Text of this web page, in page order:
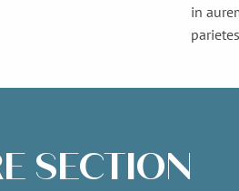
in
SECTION